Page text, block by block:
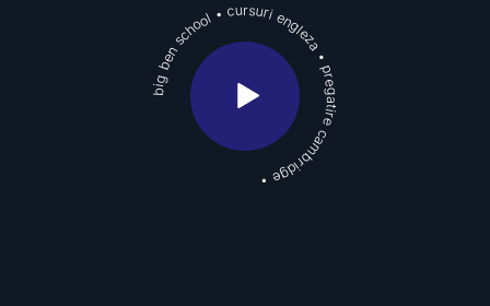
big ben school•cursuri engleza
•
pregatire cambridge
•